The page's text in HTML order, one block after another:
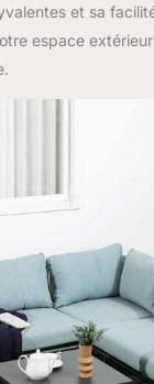
et sa
espace